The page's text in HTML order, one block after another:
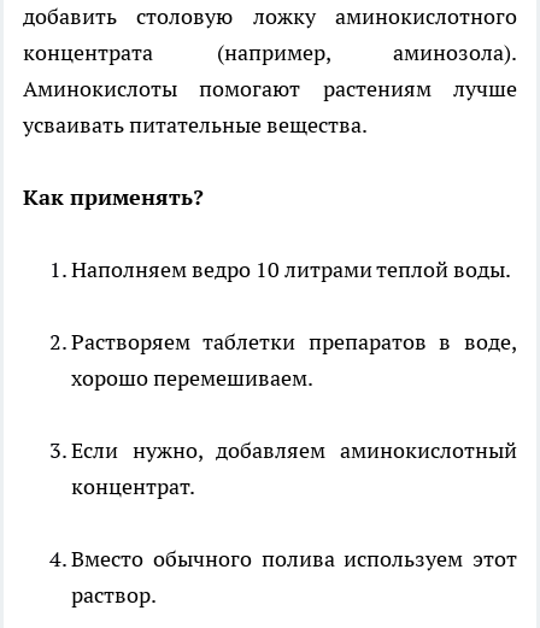
добавить столовую ложку аминокислотного
концентрата (например, аминозола).
Аминокислоты помогают растениям лучше
усваивать питательные вещества.
Как применять?
Наполняем ведро 10 литрами теплой воды.
Растворяем таблетки препаратов в воде,
хорошо перемешиваем.
Если нужно, добавляем аминокислотный
концентрат.
Вместо обычного полива используем этот
раствор.